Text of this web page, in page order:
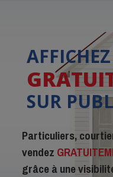
AFFICHEZ
SUR
Particuliers,
vendez
grâce à une